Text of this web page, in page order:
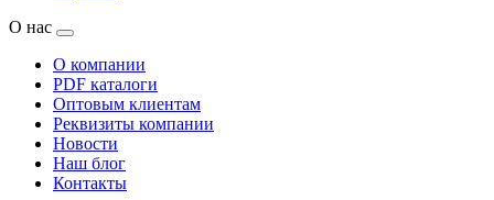
О нас
О компании
PDF каталоги
Оптовым клиентам
Реквизиты компании
Новости
Наш блог
Контакты